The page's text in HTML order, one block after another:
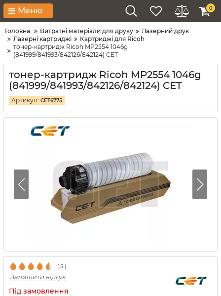
Меню 0
Головна Витратні матеріали для друку
Лазерний друк
Лазерні картриджі
Картриджі для Ricoh
тонер-картридж Ricoh MP2554 1046g
(841999/841993/842126/842124) CET
тонер-картридж Ricoh MP2554 1046g
(841999/841993/842126/842124) CET
Артикул: CET6775
( 5 )
Залишити відгук
Під замовлення